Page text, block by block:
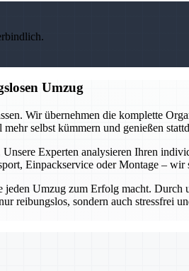
Umzug
Wir übernehmen die komplette
selbst kümmern und genießen
Experten analysieren Ihren
Einpackservice oder Montage –
Umzug zum Erfolg macht.
reibungslos, sondern auch stressfrei